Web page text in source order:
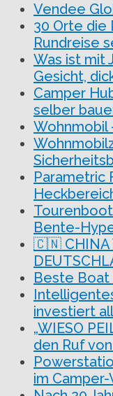
Vendee
30 Orte die
Rundreise
Was ist mit
Gesicht,
Camper
selber
Wohnmobil
Parametric
Bente-
🇨🇳 CHINA
Beste Boat
investiert
„WIESO
den Ruf
im